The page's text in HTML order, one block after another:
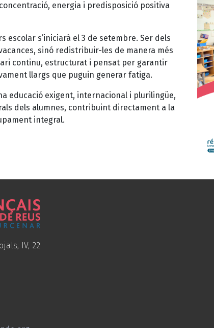
energia i predisposició positiva
s’iniciarà el 3 de setembre. Ser dels
sinó redistribuir-les de manera més
continu, estructurat i pensat per garantir
llargs que puguin generar fatiga.
educació exigent, internacional i plurilingüe,
dels alumnes, contribuint directament a la
integral.
IV, 22